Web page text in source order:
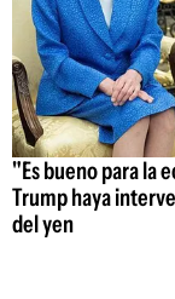
"Es bueno para la
Trump haya
del yen